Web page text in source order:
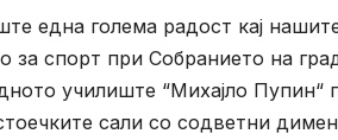
една голема радост кај
за спорт при Собранието на
училиште “Михајло
сали со содветни